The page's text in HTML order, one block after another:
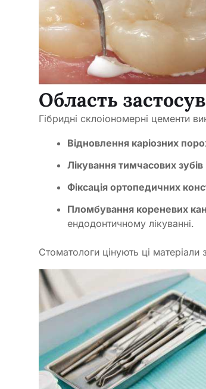
Область
Гібридні склоіономерні цементи
Відновлення каріозних
Лікування тимчасових зубів
Фіксація ортопедичних
Пломбування кореневих
ендодонтичному лікуванні.
Стоматологи цінують ці матеріали